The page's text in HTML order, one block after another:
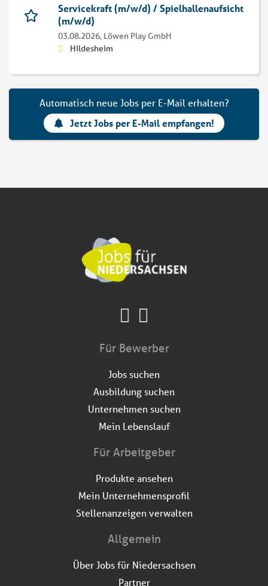
Servicekraft (m/w/d) / Spielhallenaufsicht
(m/w/d)
03.08.2026, Löwen Play GmbH
Hildesheim
Automatisch neue Jobs per E-Mail erhalten?
Jetzt Jobs per E-Mail empfangen!
Für Bewerber
Jobs suchen
Ausbildung suchen
Unternehmen suchen
Mein Lebenslauf
Für Arbeitgeber
Produkte ansehen
Mein Unternehmensprofil
Stellenanzeigen verwalten
Allgemein
Über Jobs für Niedersachsen
Partner